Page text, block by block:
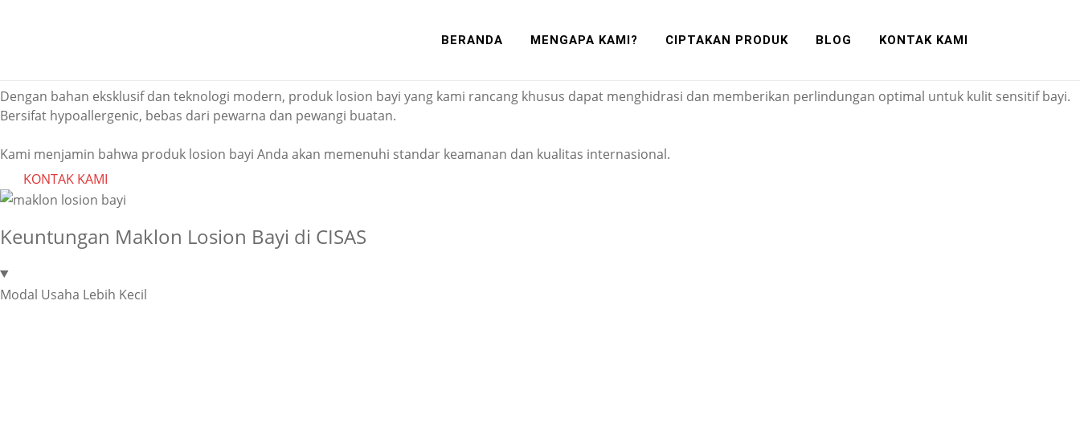
BERANDA MENGAPA KAMI? CIPTAKAN PRODUK BLOG KONTAK KAMI
Maklon Losion Bayi Tepercaya Di Indonesia
Dengan bahan eksklusif dan teknologi modern, produk losion bayi yang kami rancang khusus dapat menghidrasi dan memberikan perlindungan optimal untuk kulit sensitif bayi.
Bersifat hypoallergenic, bebas dari pewarna dan pewangi buatan.
Kami menjamin bahwa produk losion bayi Anda akan memenuhi standar keamanan dan kualitas internasional.
KONTAK KAMI
Keuntungan Maklon Losion Bayi di CISAS
Modal Usaha Lebih Kecil